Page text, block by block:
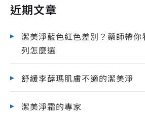
近期文章
潔美淨藍色紅色差別？藥師帶
列怎麼選
舒緩李薛瑪肌膚不適的潔美淨
潔美淨霜的專家